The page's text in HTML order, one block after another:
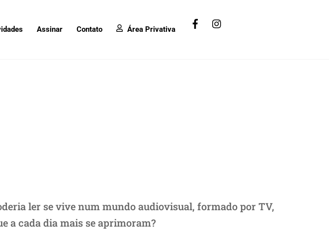
Facebook
Assinar Contato Área Privativa
ler se vive num mundo audiovisual, formado por TV,
a cada dia mais se aprimoram?